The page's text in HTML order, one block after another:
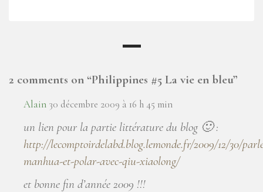
2 comments on “Philippines #5 La vie en bleu”
Alain 30 décembre 2009 à 16 h 45 min
un lien pour la partie littérature du blog 🙂 :
http://lecomptoirdelabd.blog.lemonde.fr/2009/12/30/
manhua-et-polar-avec-qiu-xiaolong/
et bonne fin d’année 2009 !!!